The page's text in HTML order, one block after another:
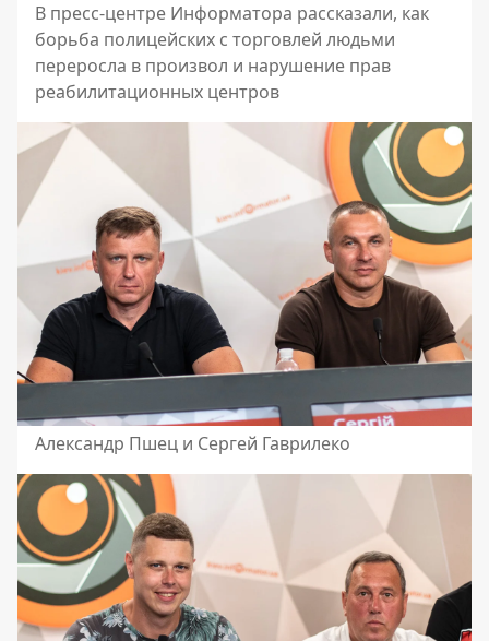
В пресс-центре Информатора рассказали, как
борьба полицейских с торговлей людьми
переросла в произвол и нарушение прав
реабилитационных центров
Александр Пшец и Сергей Гаврилеко